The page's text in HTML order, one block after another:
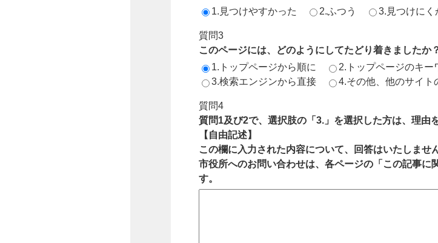
1.見つけやすかった
2.ふつう 3.見つけにく
質問3
このページには、どのようにしてたどり着きましたか
1.トップページから順に
2.トップページのキー
3.検索エンジンから直接
4.その他、他のサイト
質問4
質問1及び2で、選択肢の「3.」を選択した方は、理由
【自由記述】
この欄に入力された内容について、回答はいたしませ
市役所へのお問い合わせは、各ページの「この記事に
す。